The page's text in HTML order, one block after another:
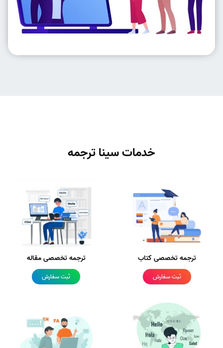
خدمات سینا ترجمه
ترجمه تخصصی کتاب
ثبت سفارش
ترجمه تخصصی مقاله
ثبت سفارش